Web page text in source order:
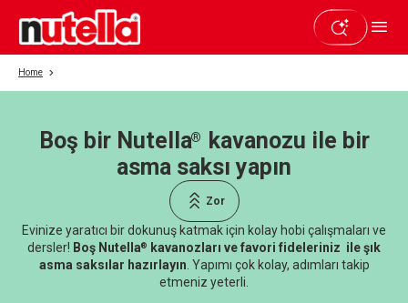
Home
Boş bir Nutella®
kavanozu ile bir
asma saksı yapın
Zor
Evinize yaratıcı bir dokunuş katmak için kolay hobi çalışmaları ve
dersler! Boş Nutella®
kavanozları ve favori fideleriniz ile şık
asma saksılar hazırlayın . Yapımı çok kolay, adımları takip
etmeniz yeterli.
Beğendiyseniz paylaşın